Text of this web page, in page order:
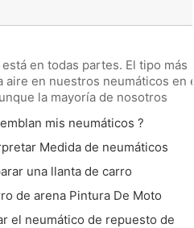
en todas partes. El tipo más
en nuestros neumáticos en el
la mayoría de nosotros
mis neumáticos ?
Medida de neumáticos
una llanta de carro
de arena Pintura De Moto
el neumático de repuesto de